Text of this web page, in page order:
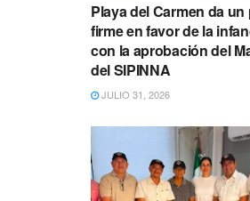
Playa del Carmen da un
firme en favor de la
con la aprobación del
del SIPINNA
JULIO 31, 2026